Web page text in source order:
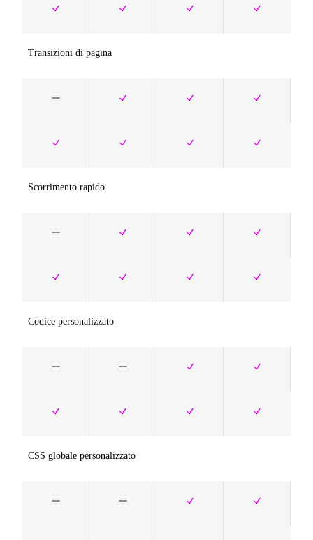
Transizioni di pagina
Scorrimento rapido
Codice personalizzato
CSS globale personalizzato